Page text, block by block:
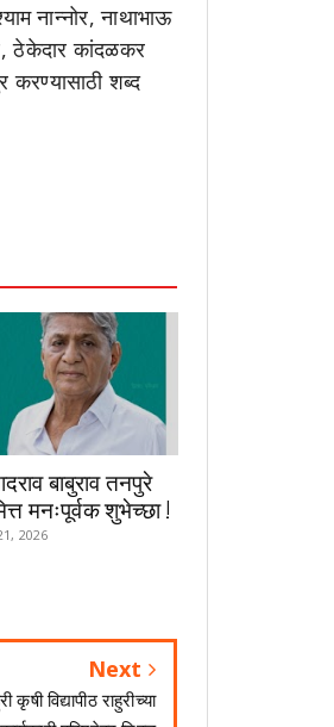
नान्नोर, नाथाभाऊ
ठेकेदार कांदळकर
करण्यासाठी शब्द
बाबुराव तनपुरे
मनःपूर्वक शुभेच्छा !
2026
Next
विद्यापीठ राहुरीच्या